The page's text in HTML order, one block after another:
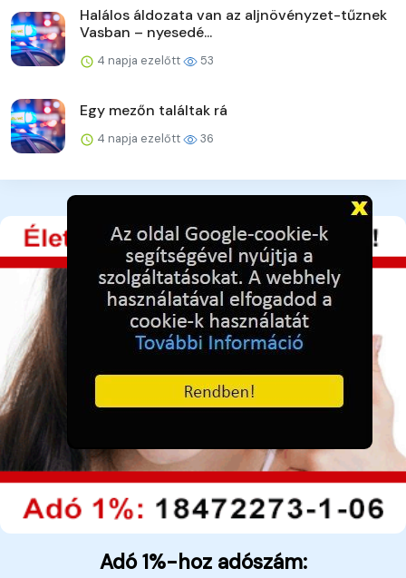
Halálos áldozata van az aljnövényzet-tűznek
Vasban – nyesedé...
4 napja ezelőtt 53
Egy mezőn találtak rá
4 napja ezelőtt 36
Adó 1%-hoz adószám: